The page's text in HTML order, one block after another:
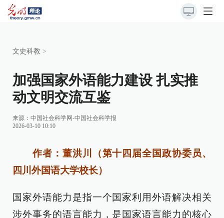
文史科教 >
加强国家外语能力建设 扎实推
动文明交流互鉴
来源： 中国社会科学网-中国社会科学报
2026-03-10 10:10
作者：董洪川（第十四届全国政协委员、
四川外国语大学校长）
国家外语能力是指一个国家利用外语解决相关
涉外事务的语言能力，是国家语言能力的核心